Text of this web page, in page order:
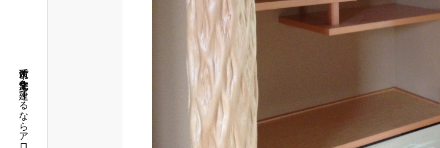
筑西市で注文住宅を建てるならアロー住建